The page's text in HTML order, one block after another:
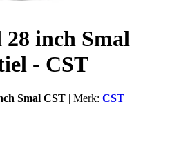
inch Smal
- CST
Smal CST | Merk: CST